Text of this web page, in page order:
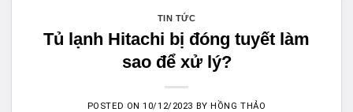
TIN TỨC
Tủ lạnh Hitachi bị đóng tuyết làm
sao để xử lý?
POSTED ON10/12/2023 BYHỒNG THẢO